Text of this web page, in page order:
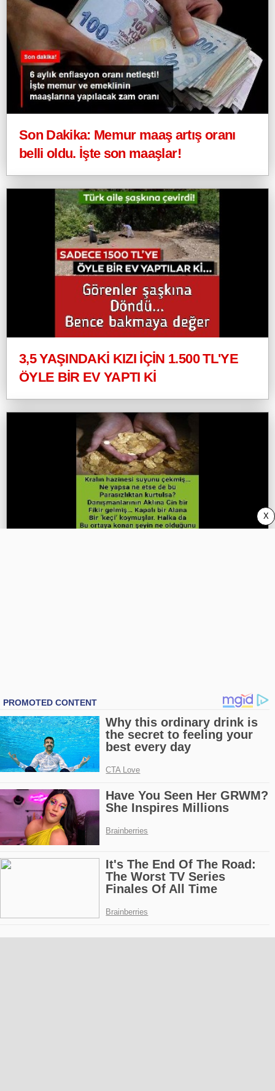
Son Dakika: Memur maaş artış oranı
belli oldu. İşte son maaşlar!
3,5 YAŞINDAKİ KIZI İÇİN 1.500 TL'YE
ÖYLE BİR EV YAPTI Kİ
Güllü’nün dostu Kobra Murat’tan şok
iddia: Kuliste onu dövüyordu! Cenazede
görünce korktum! Detaylar yorumda
X